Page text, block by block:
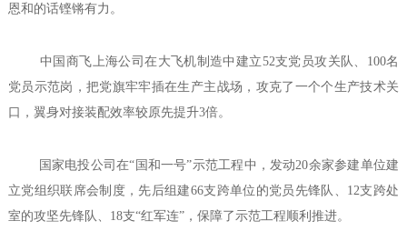
恩和的话铿锵有力。
中国商飞上海公司在大飞机制造中建立52支党员攻关队、100名
党员示范岗，把党旗牢牢插在生产主战场，攻克了一个个生产技术关
口，翼身对接装配效率较原先提升3倍。
国家电投公司在“国和一号”示范工程中，发动20余家参建单位建
立党组织联席会制度，先后组建66支跨单位的党员先锋队、12支跨处
室的攻坚先锋队、18支“红军连”，保障了示范工程顺利推进。